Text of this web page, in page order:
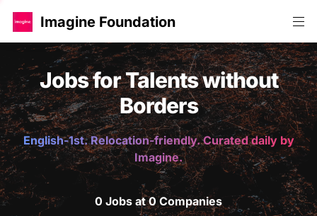
Imagine Foundation
Jobs for Talents without
Borders
English-1st. Relocation-friendly. Curated daily by
Imagine.
0 Jobs at 0 Companies